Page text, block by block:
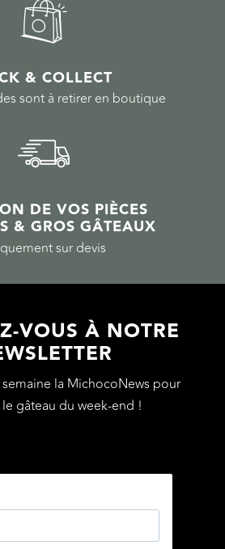
& COLLECT
sont à retirer en boutique
DE VOS PIÈCES
& GROS GÂTEAUX
sur devis
VOUS À NOTRE
semaine la MichocoNews pour
gâteau du week-end !